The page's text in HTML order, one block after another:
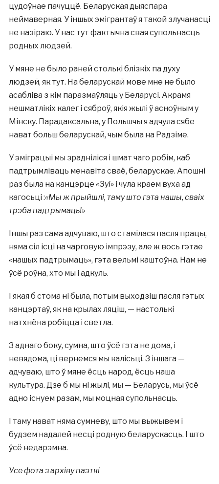
цудоўнае пачуццё. Беларуская дыяспара
неймаверная. У іншых эмігрантаў я такой злучанасці
не назіраю. У нас тут фактычна свая супольнасць
родных людзей.
У мяне не было раней столькі блізкіх па духу
людзей, як тут. На беларускай мове мне не было
асабліва з кім паразмаўляць у Беларусі. Акрамя
нешматлікіх калег і сяброў, якія жылі ў асноўным у
Мінску. Парадаксальна, у Польшчы я адчула сябе
нават больш беларускай, чым была на Радзіме.
У эміграцыі мы зрадніліся і шмат чаго робім, каб
падтрымліваць менавіта сваё, беларускае. Апошні
раз была на канцэрце «Зуі»і чула краем вуха ад
кагосьці :«Мы ж прыйшлі, таму што гэта нашы, сваіх
трэба падтрымаць!»
Іншы раз сама адчуваю, што стамілася пасля працы,
няма сіл ісці на чарговую імпрэзу, але ж вось гэтае
«нашых падтрымаць», гэта вельмі каштоўна. Нам не
ўсё роўна, хто мы і адкуль.
І якая б стома ні была, потым выходзіш пасля гэтых
канцэртаў, як на крылах ляціш, — настолькі
натхнёна робіцца і светла.
З аднаго боку, сумна, што ўсё гэта не дома, і
невядома, ці вернемся мы калісьці. З іншага —
адчуваю, што ў мяне ёсць народ, ёсць наша
культура. Дзе б мы ні жылі, мы — Беларусь, мы ўсё
адно існуем разам, мы моцная супольнасць.
І таму нават няма сумневу, што мы выжывем і
будзем надалей несці родную беларускасць. І што
ўсё недарэмна.
Усе фота з архіву паэткі